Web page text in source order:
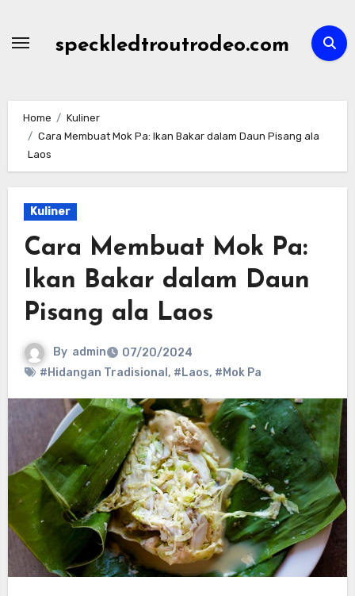
speckledtroutrodeo.com
Home
Kuliner
Cara Membuat Mok Pa: Ikan Bakar dalam Daun Pisang ala
Laos
Kuliner
Cara Membuat Mok Pa:
Ikan Bakar dalam Daun
Pisang ala Laos
By admin
07/20/2024
#Hidangan Tradisional , #Laos, #Mok Pa